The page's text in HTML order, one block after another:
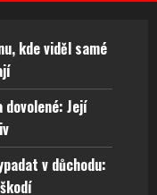
kde viděl samé
dovolené: Její
v důchodu: